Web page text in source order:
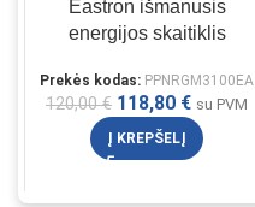
Eastron išmanusis
energijos skaitiklis
Prekės kodas: PPNRGM3100EA
120,00€ 118,80 € su PVM
Į KREPŠELĮ